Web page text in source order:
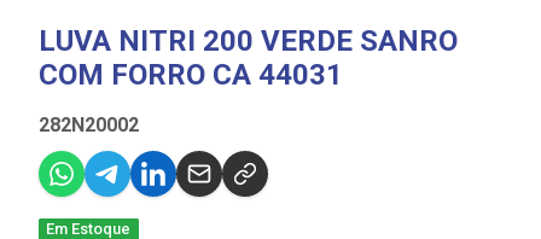
LUVA NITRI 200 VERDE SANRO
COM FORRO CA 44031
282N20002
Em Estoque